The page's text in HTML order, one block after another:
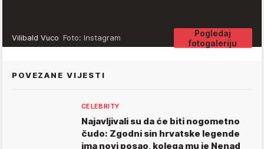
Pogledaj
fotogaleriju
Vilibald Vuco Foto: Instagram
POVEZANE VIJESTI
CELEBRITY
Najavljivali su da će biti nogometno
čudo: Zgodni sin hrvatske legende
ima novi posao, kolega mu je Nenad